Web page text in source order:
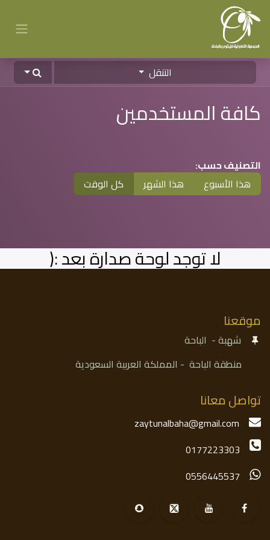
التنقل
كافة المستخدمين
التصنيف حسب:
هذا الأسبوع
هذا الشهر كل الوقت
لا توجد لوحة صدارة بعد :(
موقعنا
شهبة - الباحة
منطقة الباحة - المملكة العربية السعودية​
تواصل معانا
zaytunalbaha@gmail.com
01772​​​​23303
05​​​​56445537